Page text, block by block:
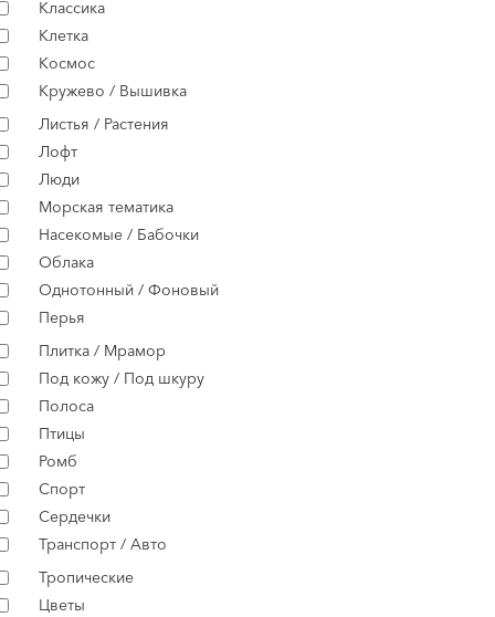
Классика
Клетка
Космос
Кружево / Вышивка
Листья / Растения
Лофт
Люди
Морская тематика
Насекомые / Бабочки
Облака
Однотонный / Фоновый
Перья
Плитка / Мрамор
Под кожу / Под шкуру
Полоса
Птицы
Ромб
Спорт
Сердечки
Транспорт / Авто
Тропические
Цветы